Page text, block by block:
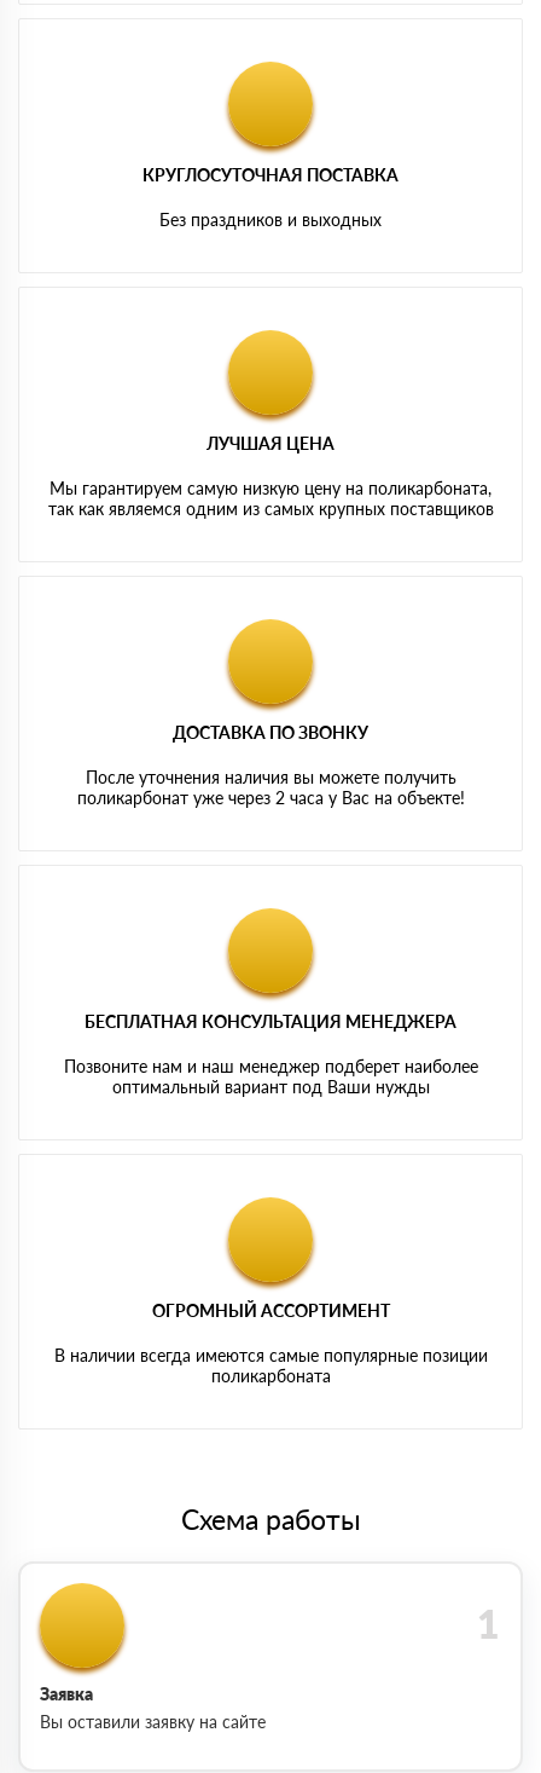
КРУГЛОСУТОЧНАЯ ПОСТАВКА
Без праздников и выходных
ЛУЧШАЯ ЦЕНА
Мы гарантируем самую низкую цену на поликарбоната,
так как являемся одним из самых крупных поставщиков
ДОСТАВКА ПО ЗВОНКУ
После уточнения наличия вы можете получить
поликарбонат уже через 2 часа у Вас на объекте!
БЕСПЛАТНАЯ КОНСУЛЬТАЦИЯ МЕНЕДЖЕРА
Позвоните нам и наш менеджер подберет наиболее
оптимальный вариант под Ваши нужды
ОГРОМНЫЙ АССОРТИМЕНТ
В наличии всегда имеются самые популярные позиции
поликарбоната
Схема работы
Заявка
Вы оставили заявку на сайте